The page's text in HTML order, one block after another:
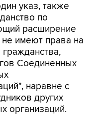
указ, также
по
расширение
имеют права на
Соединенных
наравне с
других
организаций.